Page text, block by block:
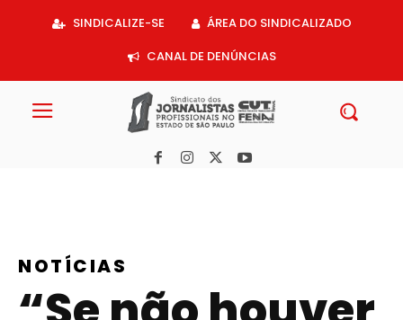
SINDICALIZE-SE
ÁREA DO SINDICALIZADO
CANAL DE DENÚNCIAS
NOTÍCIAS